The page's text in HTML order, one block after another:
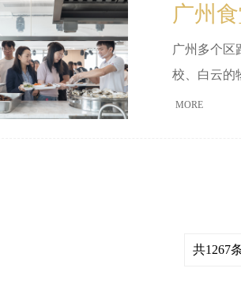
广州
广州多个区
校、白云的
车。真正
MORE
共1267